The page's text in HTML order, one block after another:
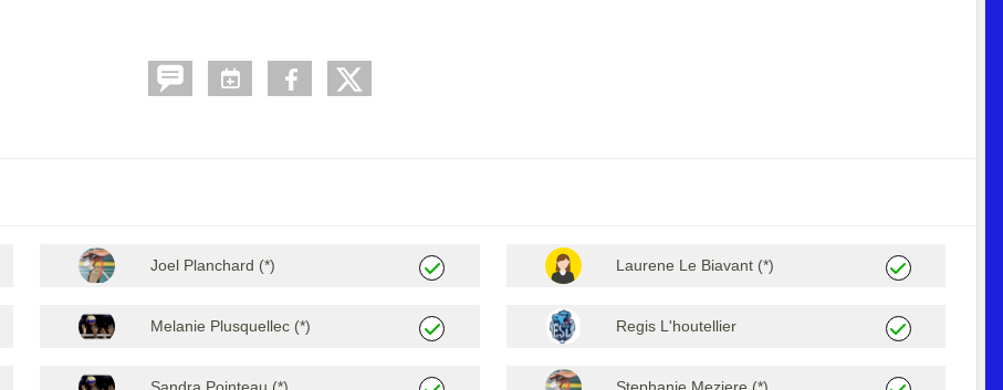
Joel Planchard (*) Laurene Le Biavant (*)
Melanie Plusquellec (*) Regis L'houtellier
Sandra Pointeau (*) Stephanie Meziere (*)